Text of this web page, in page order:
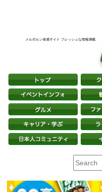
メルボルン体感サイト フレッシュな情報満載